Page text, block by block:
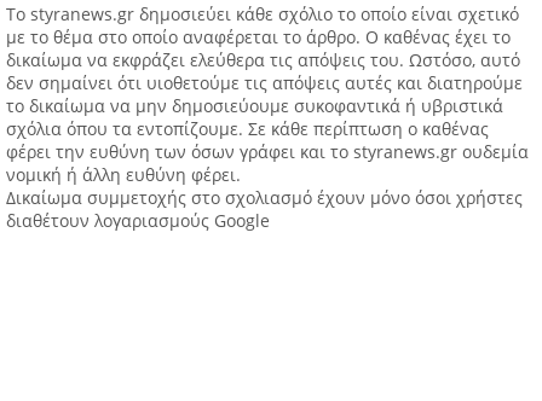
Tο styranews.gr δημοσιεύει κάθε σχόλιο το οποίο είναι σχετικό
με το θέμα στο οποίο αναφέρεται το άρθρο. Ο καθένας έχει το
δικαίωμα να εκφράζει ελεύθερα τις απόψεις του. Ωστόσο, αυτό
δεν σημαίνει ότι υιοθετούμε τις απόψεις αυτές και διατηρούμε
το δικαίωμα να μην δημοσιεύουμε συκοφαντικά ή υβριστικά
σχόλια όπου τα εντοπίζουμε. Σε κάθε περίπτωση ο καθένας
φέρει την ευθύνη των όσων γράφει και το styranews.gr ουδεμία
νομική ή άλλη ευθύνη φέρει.
Δικαίωμα συμμετοχής στο σχολιασμό έχουν μόνο όσοι χρήστες
διαθέτουν λογαριασμούς Google